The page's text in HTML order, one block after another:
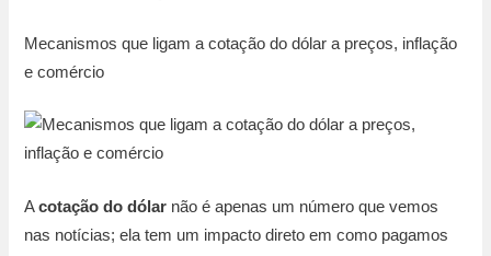
Mecanismos que ligam a cotação do dólar a preços, inflação
e comércio
Acotação do dólar não é apenas um número que vemos
nas notícias; ela tem um impacto direto em como pagamos